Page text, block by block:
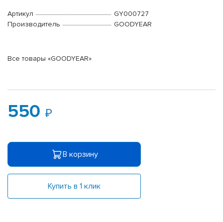
Артикул
GY000727
Производитель
GOODYEAR
Все товары «GOODYEAR»
550
В корзину
Купить в 1 клик